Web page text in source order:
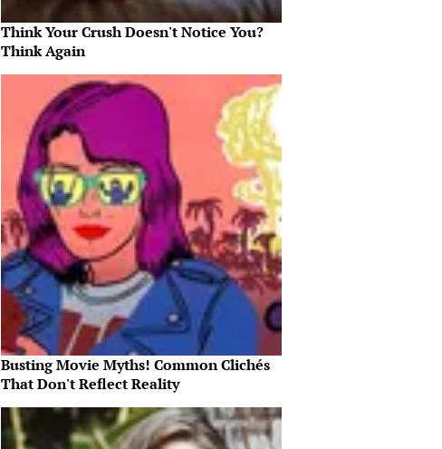
Think Your Crush Doesn't Notice You?
Think Again
Busting Movie Myths! Common Clichés
That Don't Reflect Reality